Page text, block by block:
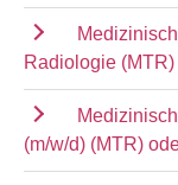
Radiologie (MTR)
(m/w/d) (MTR)